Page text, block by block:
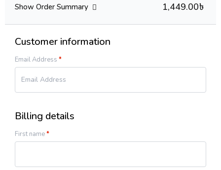
Show Order Summary 1,449.00৳
Customer information
Email Address *
Billing details
First name*